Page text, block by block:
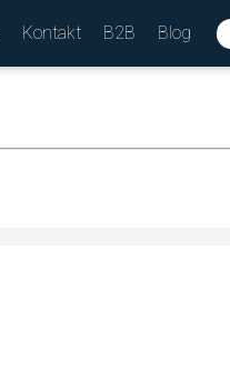
Kontakt B2B Blog